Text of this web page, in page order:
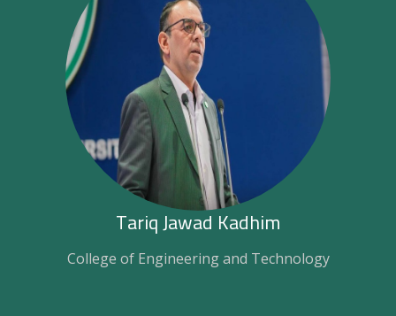
Tariq Jawad Kadhim
College of Engineering and Technology